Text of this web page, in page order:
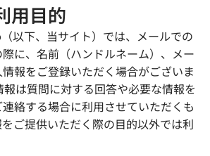
用目的
以下、当サイト）では、メールでの
に、名前（ハンドルネーム）、メー
報をご登録いただく場合がございま
報は質問に対する回答や必要な情報を
絡する場合に利用させていただくも
ご提供いただく際の目的以外では利